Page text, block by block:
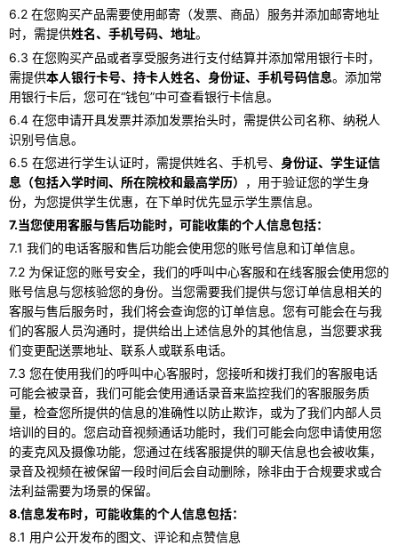
6.2 在您购买产品需要使用邮寄（发票、商品）服务并添加邮寄地址
时，需提供姓名、手机号码、地址。
6.3 在您购买产品或者享受服务进行支付结算并添加常用银行卡时，
需提供本人银行卡号、持卡人姓名、身份证、手机号码信息。添加常
用银行卡后，您可在“钱包”中可查看银行卡信息。
6.4 在您申请开具发票并添加发票抬头时，需提供公司名称、纳税人
识别号信息。
6.5 在您进行学生认证时，需提供姓名、手机号、 身份证、学生证信
息（包括入学时间、所在院校和最高学历）
，用于验证您的学生身
份，为您提供学生优惠，在下单时优先显示学生票信息。
7.当您使用客服与售后功能时，可能收集的个人信息包括：
7.1 我们的电话客服和售后功能会使用您的账号信息和订单信息。
7.2 为保证您的账号安全，我们的呼叫中心客服和在线客服会使用您的
账号信息与您核验您的身份。当您需要我们提供与您订单信息相关的
客服与售后服务时，我们将会查询您的订单信息。您有可能会在与我
们的客服人员沟通时，提供给出上述信息外的其他信息，当您要求我
们变更配送票地址、联系人或联系电话。
7.3 您在使用我们的呼叫中心客服时，您接听和拨打我们的客服电话
可能会被录音，我们可能会使用通话录音来监控我们的客服服务质
量，检查您所提供的信息的准确性以防止欺诈，或为了我们内部人员
培训的目的。您启动音视频通话功能时，我们可能会向您申请使用您
的麦克风及摄像功能，您通过在线客服提供的聊天信息也会被收集，
录音及视频在被保留一段时间后会自动删除，除非由于合规要求或合
法利益需要为场景的保留。
8.信息发布时，可能收集的个人信息包括：
8.1 用户公开发布的图文、评论和点赞信息